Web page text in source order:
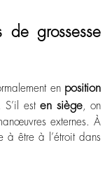
grossesse
en position
S’il esten siège, on
externes. À
à être à l’étroit dans